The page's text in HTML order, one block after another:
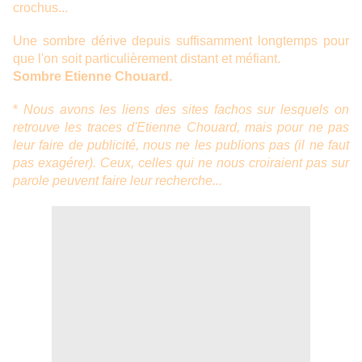
crochus...
Une sombre dérive depuis suffisamment longtemps pour
que l'on soit particulièrement distant et méfiant.
Sombre Etienne Chouard.
* Nous avons les liens des sites fachos sur lesquels on
retrouve les traces d'Etienne Chouard, mais pour ne pas
leur faire de publicité, nous ne les publions pas (il ne faut
pas exagérer). Ceux, celles qui ne nous croiraient pas sur
parole peuvent faire leur recherche...